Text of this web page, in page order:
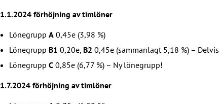
1.1.2024 förhöjning av timlöner
Lönegrupp A 0,45e (3,98 %)
Lönegrupp B1 0,20e, B2 0,45e (sammanlagt 5,18 %) –
Lönegrupp C 0,85e (6,77 %) – Ny lönegrupp!
1.7.2024 förhöjning av timlöner